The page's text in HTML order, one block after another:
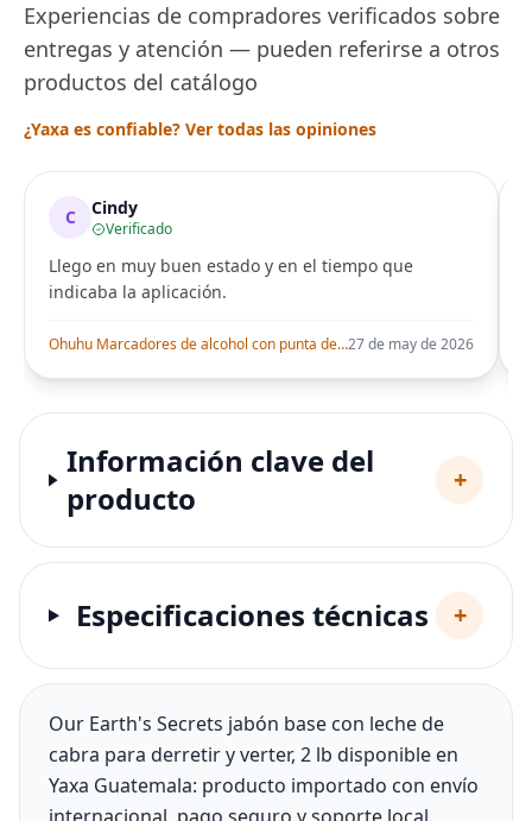
Experiencias de compradores verificados sobre
entregas y atención — pueden referirse a otros
productos del catálogo
¿Yaxa es confiable? Ver todas las opiniones
C Cindy
Verificado
Llego en muy buen estado y en el tiempo que
indicaba la aplicación.
Ohuhu Marcadores de alcohol con punta de pincel – Juego de marcadores artísticos de doble punta con certificación AP para artistas adultos27 de may de 2026
Información clave del
producto
+
Especificaciones técnicas +
Our Earth's Secrets jabón base con leche de
cabra para derretir y verter, 2 lb disponible en
Yaxa Guatemala: producto importado con envío